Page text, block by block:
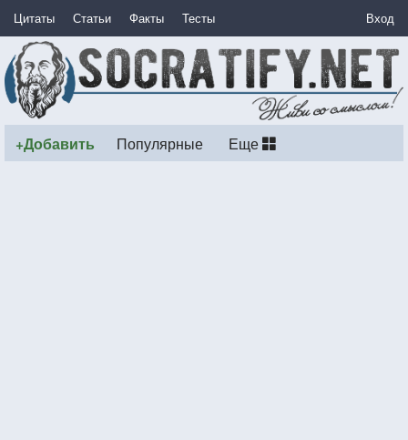
Цитаты Статьи Факты Тесты Вход
+Добавить Популярные Еще